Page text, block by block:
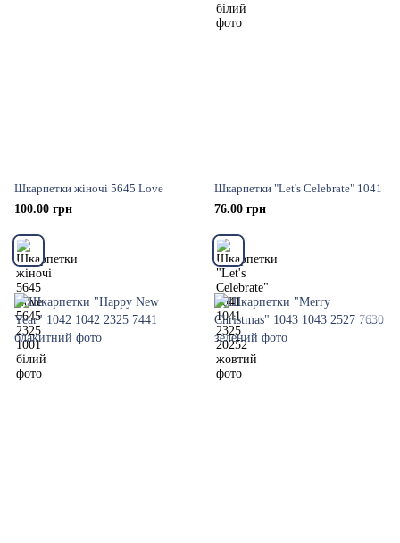
Шкарпетки жіночі 5645 Love
100.00 грн
Шкарпетки "Let's Celebrate" 1041
76.00 грн